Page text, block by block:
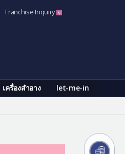
Franchise Inquiry
เครื่องสำอาง
let-me-in